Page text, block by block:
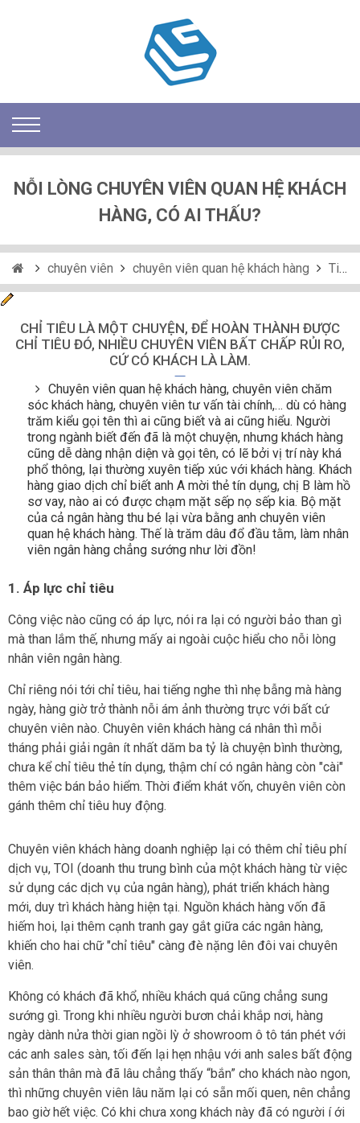
NỖI LÒNG CHUYÊN VIÊN QUAN HỆ KHÁCH
HÀNG, CÓ AI THẤU?
chuyên viên chuyên viên quan hệ khách hàng Tin tức
CHỈ TIÊU LÀ MỘT CHUYỆN, ĐỂ HOÀN THÀNH ĐƯỢC
CHỈ TIÊU ĐÓ, NHIỀU CHUYÊN VIÊN BẤT CHẤP RỦI RO,
CỨ CÓ KHÁCH LÀ LÀM.
Chuyên viên quan hệ khách hàng, chuyên viên chăm
sóc khách hàng, chuyên viên tư vấn tài chính,… dù có hàng
trăm kiểu gọi tên thì ai cũng biết và ai cũng hiểu. Người
trong ngành biết đến đã là một chuyện, nhưng khách hàng
cũng dễ dàng nhận diện và gọi tên, có lẽ bởi vị trí này khá
phổ thông, lại thường xuyên tiếp xúc với khách hàng. Khách
hàng giao dịch chỉ biết anh A mời thẻ tín dụng, chị B làm hồ
sơ vay, nào ai có được chạm mặt sếp nọ sếp kia. Bộ mặt
của cả ngân hàng thu bé lại vừa bằng anh chuyên viên
quan hệ khách hàng. Thế là trăm dâu đổ đầu tằm, làm nhân
viên ngân hàng chẳng sướng như lời đồn!
1. Áp lực chỉ tiêu
Công việc nào cũng có áp lực, nói ra lại có người bảo than gì
mà than lắm thế, nhưng mấy ai ngoài cuộc hiểu cho nỗi lòng
nhân viên ngân hàng.
Chỉ riêng nói tới chỉ tiêu, hai tiếng nghe thì nhẹ bẫng mà hàng
ngày, hàng giờ trở thành nỗi ám ảnh thường trực với bất cứ
chuyên viên nào. Chuyên viên khách hàng cá nhân thì mỗi
tháng phải giải ngân ít nhất dăm ba tỷ là chuyện bình thường,
chưa kể chỉ tiêu thẻ tín dụng, thậm chí có ngân hàng còn "cài"
thêm việc bán bảo hiểm. Thời điểm khát vốn, chuyên viên còn
gánh thêm chỉ tiêu huy động.
Chuyên viên khách hàng doanh nghiệp lại có thêm chỉ tiêu phí
dịch vụ, TOI (doanh thu trung bình của một khách hàng từ việc
sử dụng các dịch vụ của ngân hàng), phát triển khách hàng
mới, duy trì khách hàng hiện tại. Nguồn khách hàng vốn đã
hiếm hoi, lại thêm cạnh tranh gay gắt giữa các ngân hàng,
khiến cho hai chữ "chỉ tiêu" càng đè nặng lên đôi vai chuyên
viên.
Không có khách đã khổ, nhiều khách quá cũng chẳng sung
sướng gì. Trong khi nhiều người bươn chải khắp nơi, hàng
ngày dành nửa thời gian ngồi lỳ ở showroom ô tô tán phét với
các anh sales sàn, tối đến lại hẹn nhậu với anh sales bất động
sản thân thân mà đã lâu chẳng thấy “bắn” cho khách nào ngon,
thì những chuyên viên lâu năm lại có sẵn mối quen, nên chẳng
bao giờ hết việc. Có khi chưa xong khách này đã có người í ới